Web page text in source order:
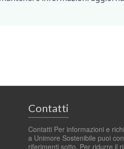
Contatti
Contatti Per informazioni e
a Unimore Sostenibile puoi
riferimenti sotto. Per ridurre il